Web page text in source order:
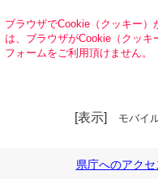
ブラウザでCookie（クッキー
は、ブラウザがCookie（クッ
フォームをご利用頂けません。
[表示] モバイ
県庁へのアクセ